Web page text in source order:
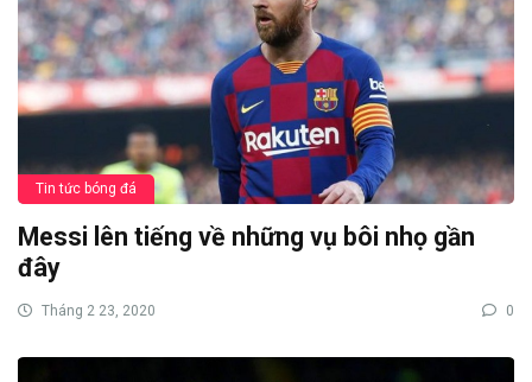
Tin tức bóng đá
Messi lên tiếng về những vụ bôi nhọ gần
đây
Tháng 2 23, 2020 0